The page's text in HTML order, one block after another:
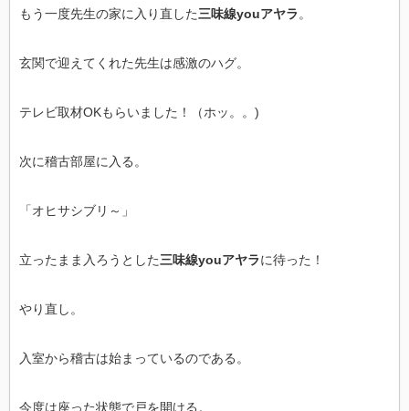
もう一度先生の家に入り直した三味線youアヤラ。
玄関で迎えてくれた先生は感激のハグ。
テレビ取材OKもらいました！（ホッ。。)
次に稽古部屋に入る。
「オヒサシブリ～」
立ったまま入ろうとした三味線youアヤラに待った！
やり直し。
入室から稽古は始まっているのである。
今度は座った状態で戸を開ける。